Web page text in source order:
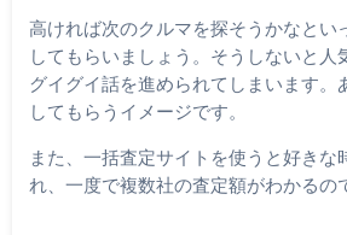
高ければ次のクルマを探そうかなとい
してもらいましょう。そうしないと人
グイグイ話を進められてしまいます。
してもらうイメージです。
また、一括査定サイトを使うと好きな
れ、一度で複数社の査定額がわかるの